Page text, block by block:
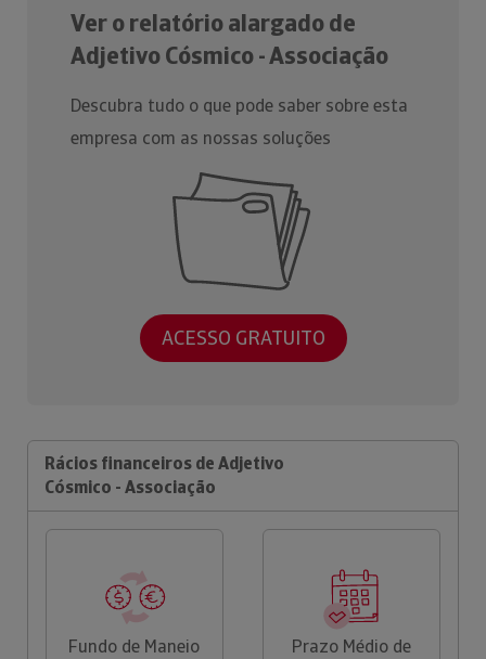
Ver o relatório alargado de
Adjetivo Cósmico - Associação
Descubra tudo o que pode saber sobre esta
empresa com as nossas soluções
ACESSO GRATUITO
Rácios financeiros de Adjetivo
Cósmico - Associação
Fundo de Maneio
Prazo Médio de